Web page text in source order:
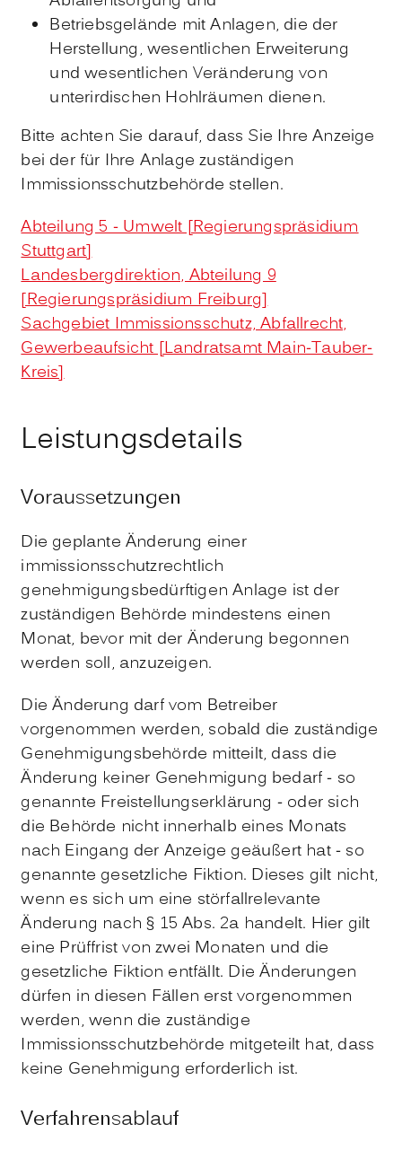
Betriebsgelände mit Anlagen, die der
Herstellung, wesentlichen Erweiterung
und wesentlichen Veränderung von
unterirdischen Hohlräumen dienen.
Bitte achten Sie darauf, dass Sie Ihre Anzeige
bei der für Ihre Anlage zuständigen
Immissionsschutzbehörde stellen.
Abteilung 5 - Umwelt [Regierungspräsidium
Stuttgart]
Landesbergdirektion, Abteilung 9
[Regierungspräsidium Freiburg]
Sachgebiet Immissionsschutz, Abfallrecht,
Gewerbeaufsicht [Landratsamt Main-Tauber-
Kreis]
Leistungsdetails
Voraussetzungen
Die geplante Änderung einer
immissionsschutzrechtlich
genehmigungsbedürftigen Anlage ist der
zuständigen Behörde mindestens einen
Monat, bevor mit der Änderung begonnen
werden soll, anzuzeigen.
Die Änderung darf vom Betreiber
vorgenommen werden, sobald die zuständige
Genehmigungsbehörde mitteilt, dass die
Änderung keiner Genehmigung bedarf - so
genannte Freistellungserklärung - oder sich
die Behörde nicht innerhalb eines Monats
nach Eingang der Anzeige geäußert hat - so
genannte gesetzliche Fiktion. Dieses gilt nicht,
wenn es sich um eine störfallrelevante
Änderung nach § 15 Abs. 2a handelt. Hier gilt
eine Prüffrist von zwei Monaten und die
gesetzliche Fiktion entfällt. Die Änderungen
dürfen in diesen Fällen erst vorgenommen
werden, wenn die zuständige
Immissionsschutzbehörde mitgeteilt hat, dass
keine Genehmigung erforderlich ist.
Verfahrensablauf